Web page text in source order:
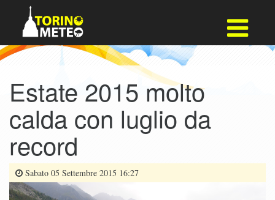
Estate 2015 molto
calda con luglio da
record
Sabato 05 Settembre 2015 16:27